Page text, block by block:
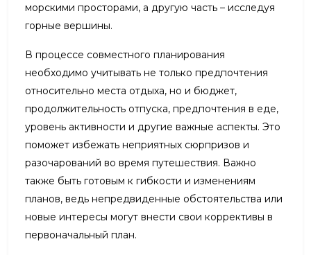
морскими просторами, а другую часть – исследуя
горные вершины.
В процессе совместного планирования
необходимо учитывать не только предпочтения
относительно места отдыха, но и бюджет,
продолжительность отпуска, предпочтения в еде,
уровень активности и другие важные аспекты. Это
поможет избежать неприятных сюрпризов и
разочарований во время путешествия. Важно
также быть готовым к гибкости и изменениям
планов, ведь непредвиденные обстоятельства или
новые интересы могут внести свои коррективы в
первоначальный план.